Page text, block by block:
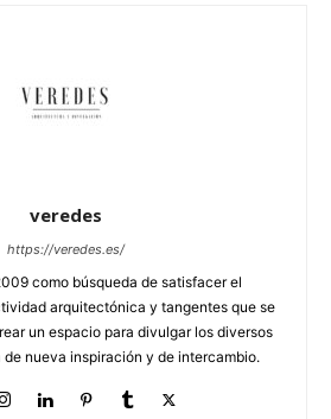
veredes
https://veredes.es/
como búsqueda de satisfacer el
arquitectónica y tangentes que se
un espacio para divulgar los diversos
nueva inspiración y de intercambio.